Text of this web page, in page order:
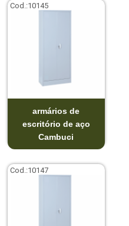
Cod.:10145
armários de
escritório de aço
Cambuci
Cod.:10147